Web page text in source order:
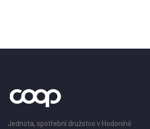
Jednota, spotřební družstvo v Hodoníně